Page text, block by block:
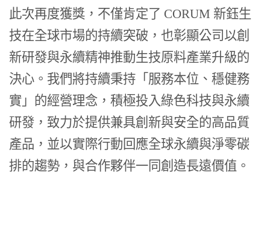
此次再度獲獎，不僅肯定了 CORUM 新鈺生
技在全球市場的持續突破，也彰顯公司以創
新研發與永續精神推動生技原料產業升級的
決心。我們將持續秉持「服務本位、穩健務
實」的經營理念，積極投入綠色科技與永續
研發，致力於提供兼具創新與安全的高品質
產品，並以實際行動回應全球永續與淨零碳
排的趨勢，與合作夥伴一同創造長遠價值。